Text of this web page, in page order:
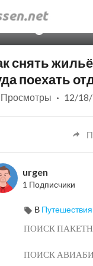
снять
поехать
Просмотры · 12/
urgen
1 Подписчики
В Путешествия
ПОИСК
ПОИСК